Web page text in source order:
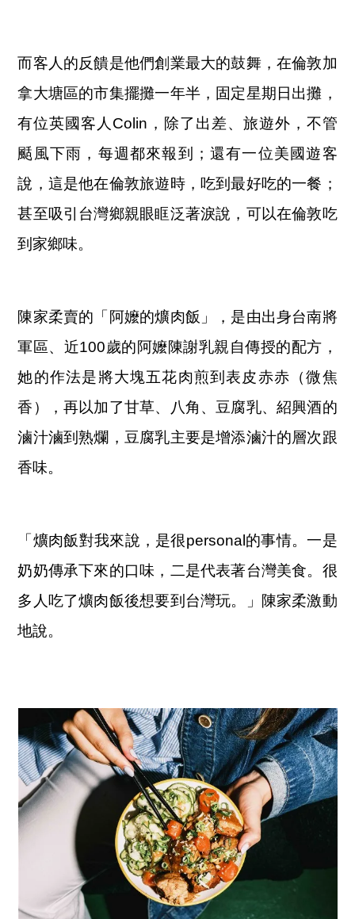
而客人的反饋是他們創業最大的鼓舞，在倫敦加
拿大塘區的市集擺攤一年半，固定星期日出攤，
有位英國客人Colin，除了出差、旅遊外，不管
颳風下雨，每週都來報到；還有一位美國遊客
說，這是他在倫敦旅遊時，吃到最好吃的一餐；
甚至吸引台灣鄉親眼眶泛著淚說，可以在倫敦吃
到家鄉味。
陳家柔賣的「阿嬤的爌肉飯」，是由出身台南將
軍區、近100歲的阿嬤陳謝乳親自傳授的配方，
她的作法是將大塊五花肉煎到表皮赤赤（微焦
香），再以加了甘草、八角、豆腐乳、紹興酒的
滷汁滷到熟爛，豆腐乳主要是增添滷汁的層次跟
香味。
「爌肉飯對我來說，是很personal的事情。一是
奶奶傳承下來的口味，二是代表著台灣美食。很
多人吃了爌肉飯後想要到台灣玩。」陳家柔激動
地說。